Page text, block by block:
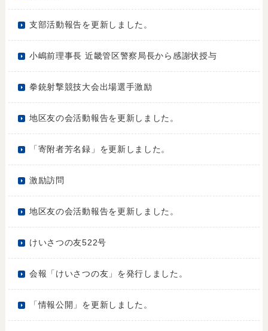
支部活動報告を更新しました。
小嶋前理事長 近畿管区警察局長から感謝状授与
拳銃射撃競技大会出場選手激励
地区友の会活動報告を更新しました。
「寄附者芳名録」を更新しました。
激励訪問
地区友の会活動報告を更新しました。
けいさつの友522号
会報「けいさつの友」を発行しました。
「情報公開」を更新しました。